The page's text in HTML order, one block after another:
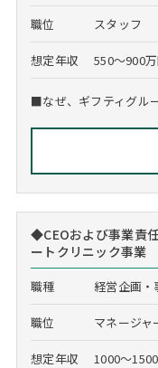
職位 スタッフ
想定年収 550～900
■なぜ、ギフティグル
◆CEOおよび事業責
ートクリニック事業
職種 経営企画
職位 マネージャ
想定年収 1000～